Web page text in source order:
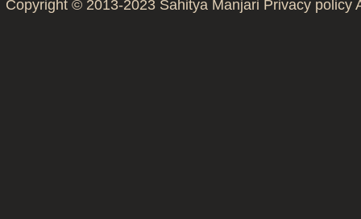
Copyright © 2013-2023 Sahitya Manjari Privacy policy